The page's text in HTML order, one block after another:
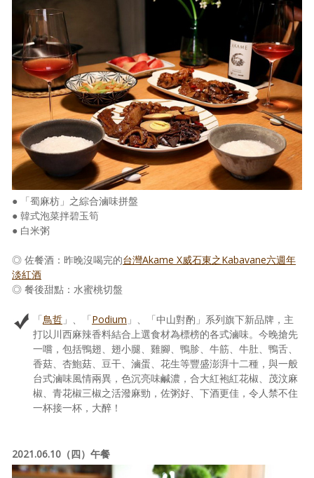
● 「蜀麻枋」之綜合滷味拼盤
● 韓式泡菜拌碧玉筍
● 白米粥
◎ 佐餐酒：昨晚沒喝完的台灣Akame X威石東之Kabavane六週年
淡紅酒
◎ 餐後甜點：水蜜桃切盤
「鳥哲 」、「Podium 」、「中山對酌」系列旗下新品牌，主
打以川西麻辣香料結合上選食材為標榜的各式滷味。今晚搶先
一嚐，包括鴨翅、翅小腿、雞腳、鴨胗、牛筋、牛肚、鴨舌、
香菇、杏鮑菇、豆干、滷蛋、花生等豐盛澎湃十二種，與一般
台式滷味風情兩異，色沉亮味鹹濃，合大紅袍紅花椒、茂汶麻
椒、青花椒三椒之活潑麻勁，佐粥好、下酒更佳，令人禁不住
一杯接一杯，大醉！
2021.06.10（四）午餐